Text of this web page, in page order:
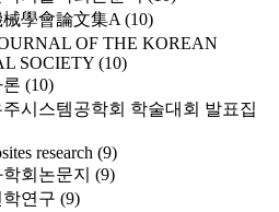
學會論文集A (10)
OF THE KOREAN
SOCIETY (10)
(10)
시스템공학회 학술대회 발표집
research (9)
회논문지 (9)
연구 (9)